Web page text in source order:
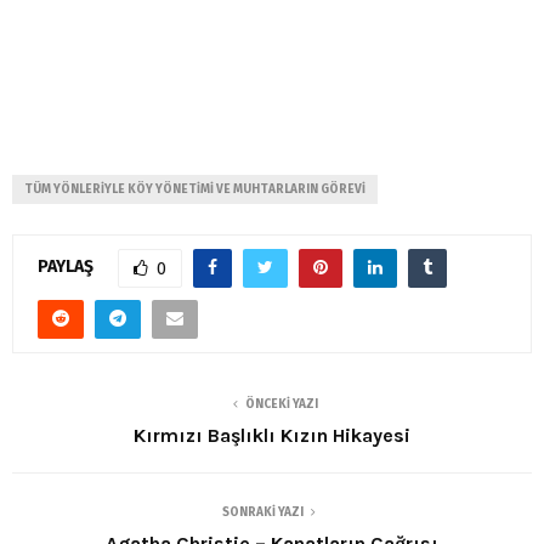
TÜM YÖNLERIYLE KÖY YÖNETIMI VE MUHTARLARIN GÖREVI
PAYLAŞ 0
ÖNCEKI YAZI
Kırmızı Başlıklı Kızın Hikayesi
SONRAKI YAZI